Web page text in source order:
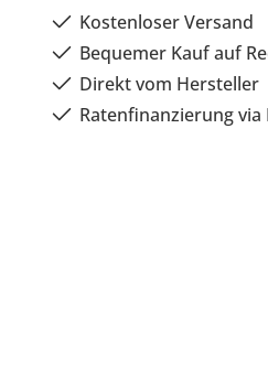
Kostenloser Versand
Bequemer Kauf auf
Direkt vom Hersteller
Ratenfinanzierung via